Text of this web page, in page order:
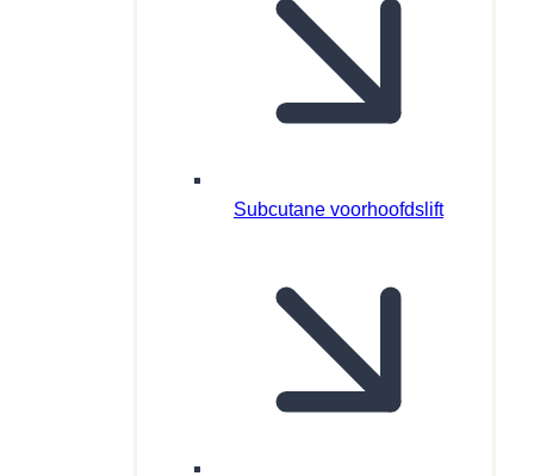
Subcutane voorhoofdslift